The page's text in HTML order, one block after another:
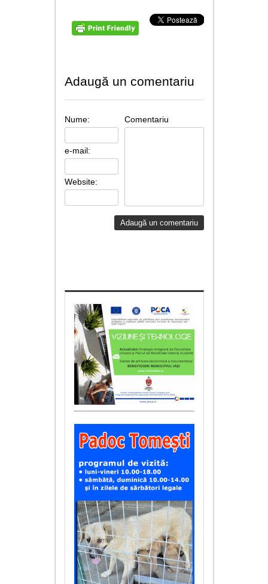
Adaugă un comentariu
Comentariu
Nume:
e-mail:
Website: